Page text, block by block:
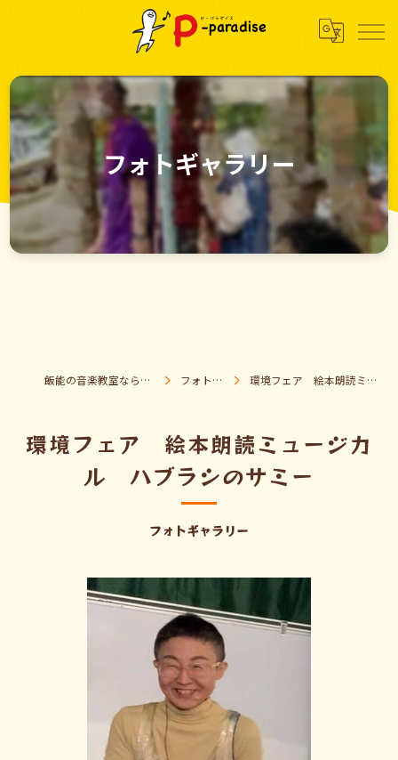
フォトギャラリー
飯能の音楽教室なら音楽童クラブ Pパラダイス フォトギャラリー 環境フェア 絵本朗読ミュージカル ハブラシのサミー
フォトギャラリー
環境フェア 絵本朗読ミュージカ
ル ハブラシのサミー